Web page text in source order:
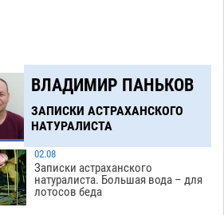
ВЛАДИМИР ПАНЬКОВ
ЗАПИСКИ АСТРАХАНСКОГО
НАТУРАЛИСТА
02.08
Записки астраханского
натуралиста. Большая вода – для
лотосов беда